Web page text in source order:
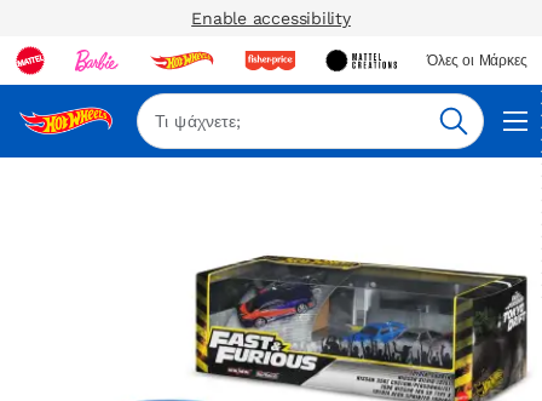
Enable accessibility
Όλες οι Μάρκες